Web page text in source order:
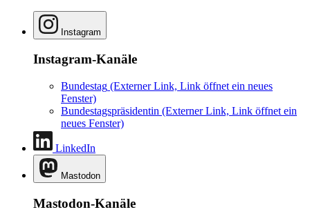
Instagram
Instagram-Kanäle
Bundestag (Externer Link, Link öffnet ein neues
Fenster)
Bundestagspräsidentin (Externer Link, Link öffnet ein
neues Fenster)
LinkedIn
Mastodon
Mastodon-Kanäle